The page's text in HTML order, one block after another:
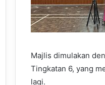
Majlis dimulakan
Tingkatan 6, yang
lagi.